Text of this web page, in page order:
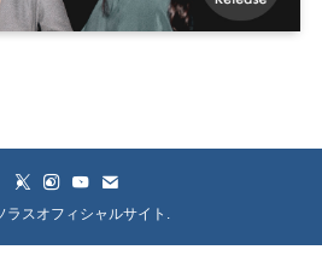
ラスオフィシャルサイト.